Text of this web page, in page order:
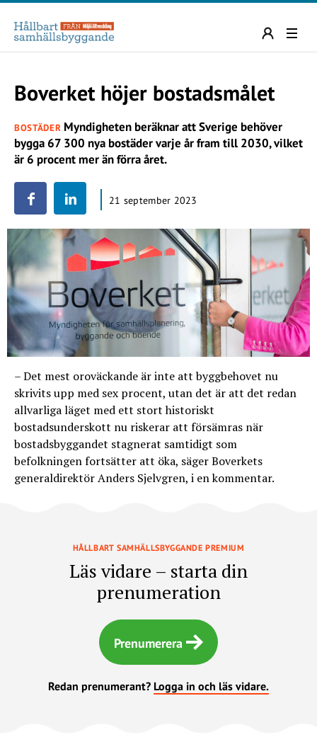
Boverket höjer bostadsmålet
BOSTÄDER Myndigheten beräknar att Sverige behöver
bygga 67 300 nya bostäder varje år fram till 2030, vilket
är 6 procent mer än förra året.
21 september 2023
– Det mest oroväckande är inte att byggbehovet nu
skrivits upp med sex procent, utan det är att det redan
allvarliga läget med ett stort historiskt
bostadsunderskott nu riskerar att försämras när
bostadsbyggandet stagnerat samtidigt som
befolkningen fortsätter att öka, säger Boverkets
generaldirektör Anders Sjelvgren, i en kommentar.
HÅLLBART SAMHÄLLSBYGGANDE PREMIUM
Läs vidare – starta din
prenumeration
Prenumerera
Redan prenumerant? Logga in och läs vidare.